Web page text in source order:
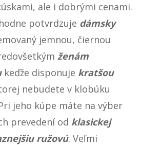
ale i dobrými cenami.
potvrdzuje dámsky
jemnou, čiernou
ženám
keďže disponuje kratšou
nebudete v klobúku
jeho kúpe máte na výber
prevedení od klasickej
ružovú. Veľmi